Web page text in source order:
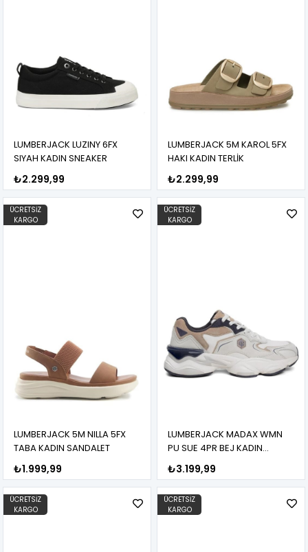
LUMBERJACK LUZINY 6FX
SIYAH KADIN SNEAKER
₺2.299,99
LUMBERJACK 5M KAROL 5FX
HAKI KADIN TERLİK
₺2.299,99
LUMBERJACK 5M NILLA 5FX
TABA KADIN SANDALET
₺1.999,99
ÜCRETSIZ
KARGO
LUMBERJACK MADAX WMN
PU SUE 4PR BEJ KADIN
SNEAKER
₺3.199,99
ÜCRETSIZ
KARGO
ÜCRETSIZ
KARGO
ÜCRETSIZ
KARGO